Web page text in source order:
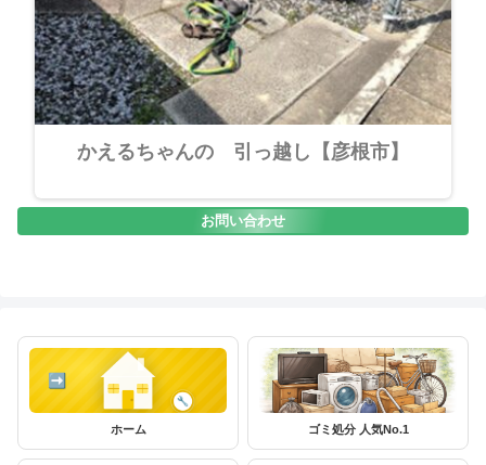
かえるちゃんの 引っ越し【彦根市】
お問い合わせ
ホーム ゴミ処分 人気No.1